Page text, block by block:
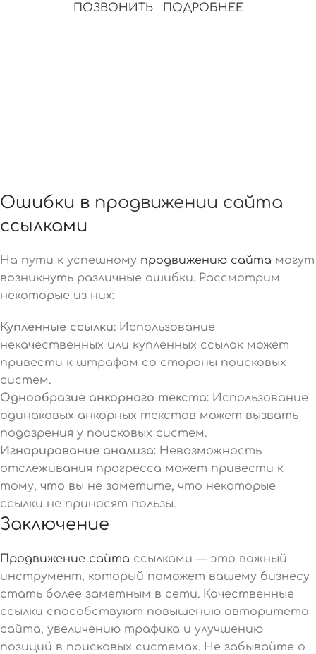
ПОЗВОНИТЬ ПОДРОБНЕЕ
Ошибки в продвижении сайта
ссылками
На пути к успешному продвижению сайта могут
возникнуть различные ошибки. Рассмотрим
некоторые из них:
Купленные ссылки: Использование
некачественных или купленных ссылок может
привести к штрафам со стороны поисковых
систем.
Однообразие анкорного текста: Использование
одинаковых анкорных текстов может вызвать
подозрения у поисковых систем.
Игнорирование анализа: Невозможность
отслеживания прогресса может привести к
тому, что вы не заметите, что некоторые
ссылки не приносят пользы.
Заключение
Продвижение сайта ссылками — это важный
инструмент, который поможет вашему бизнесу
стать более заметным в сети. Качественные
ссылки способствуют повышению авторитета
сайта, увеличению трафика и улучшению
позиций в поисковых системах. Не забывайте о